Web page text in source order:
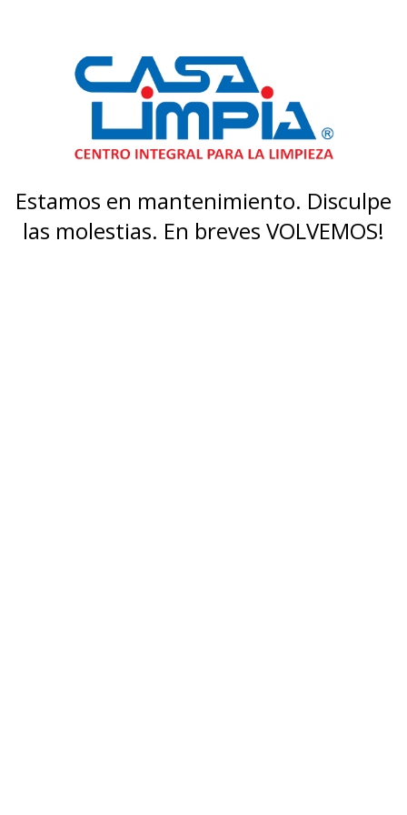
Estamos en mantenimiento. Disculpe
las molestias. En breves VOLVEMOS!